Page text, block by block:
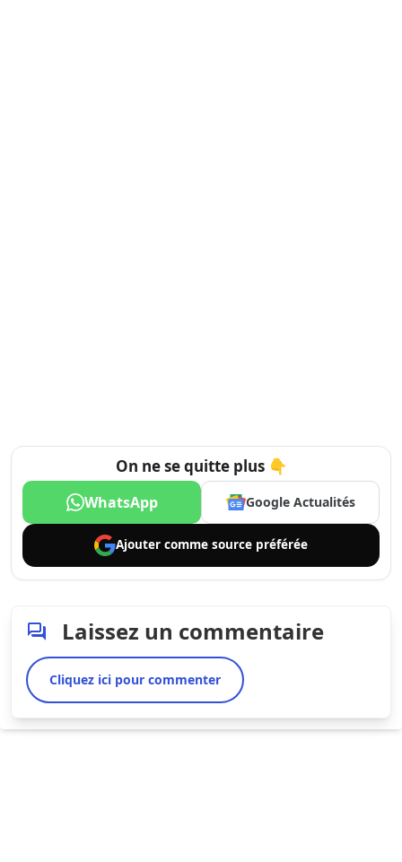
On ne se quitte plus 👇
WhatsApp Google Actualités
Ajouter comme source préférée
Laissez un commentaire
Cliquez ici pour commenter